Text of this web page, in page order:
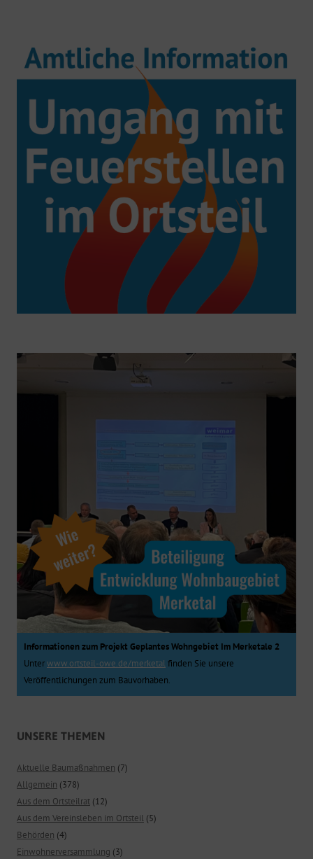
Informationen zum Projekt Geplantes Wohngebiet Im Merketale 2
Unterwww.ortsteil-owe.de/merketalfinden Sie unsere
Veröffentlichungen zum Bauvorhaben.
UNSERE THEMEN
Aktuelle Baumaßnahmen (7)
Allgemein (378)
Aus dem Ortsteilrat (12)
Aus dem Vereinsleben im Ortsteil (5)
Behörden (4)
Einwohnerversammlung (3)